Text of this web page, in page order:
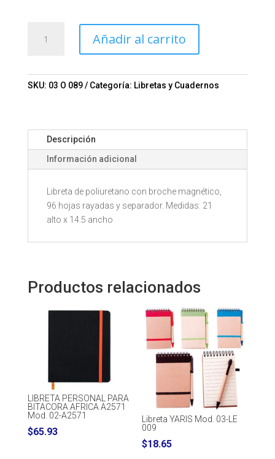
ROMA
O
Añadir al carrito
SKU: 03 O 089 Categoría: Libretas y Cuadernos
Descripción
Información adicional
Libreta de poliuretano con broche magnético,
96 hojas rayadas y separador. Medidas: 21
alto x 14.5 ancho
Productos relacionados
LIBRETA PERSONAL PARA
BITACORA AFRICA A2571
Mod. 02-A2571
$65.93
Libreta YARIS Mod. 03-LE
009
$18.65